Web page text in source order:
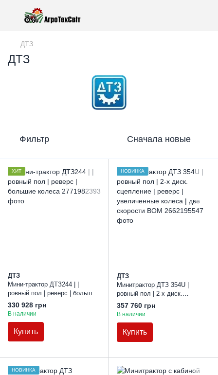
ДТЗ
ДТЗ
Фильтр Сначала новые
ХИТ
ДТЗ
Мини-трактор ДТЗ244 | |
ровный пол | реверс | большие
колеса
330 928 грн
В наличии
Купить
НОВИНКА
ДТЗ
Минитрактор ДТЗ 354U |
ровный пол | 2-х диск.
сцепление | реверс |
увеличенные колеса | две
357 760 грн
В наличии
Купить
НОВИНКА